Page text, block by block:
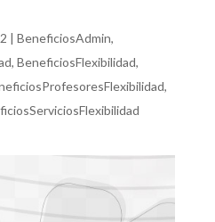
BeneficiosAdmin,
, BeneficiosFlexibilidad,
,